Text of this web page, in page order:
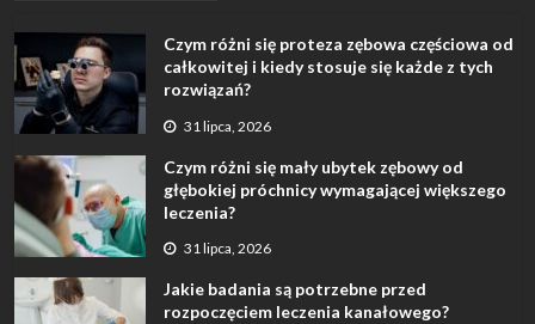
Czym różni się proteza zębowa częściowa od
całkowitej i kiedy stosuje się każde z tych
rozwiązań?
31 lipca, 2026
Czym różni się mały ubytek zębowy od
głębokiej próchnicy wymagającej większego
leczenia?
31 lipca, 2026
Jakie badania są potrzebne przed
rozpoczęciem leczenia kanałowego?